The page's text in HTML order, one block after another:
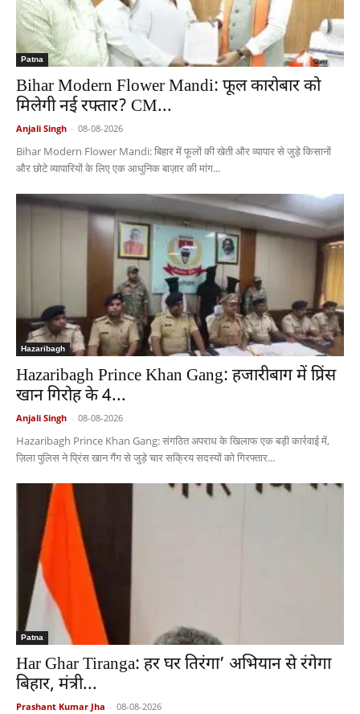
Patna
Bihar Modern Flower Mandi: फूल कारोबार को
मिलेगी नई रफ्तार? CM...
Anjali Singh - 08-08-2026
Bihar Modern Flower Mandi: बिहार में फूलों की खेती और व्यापार से जुड़े किसानों
और छोटे व्यापारियों के लिए एक आधुनिक बाज़ार की मांग...
Hazaribagh
Hazaribagh Prince Khan Gang: हजारीबाग में प्रिंस
खान गिरोह के 4...
Anjali Singh - 08-08-2026
Hazaribagh Prince Khan Gang: संगठित अपराध के खिलाफ एक बड़ी कार्रवाई में,
ज़िला पुलिस ने प्रिंस खान गैंग से जुड़े चार सक्रिय सदस्यों को गिरफ्तार...
Patna
Har Ghar Tiranga: हर घर तिरंगा’ अभियान से रंगेगा
बिहार, मंत्री...
Prashant Kumar Jha - 08-08-2026